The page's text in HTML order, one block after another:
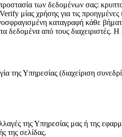
των δεδομένων σας:
μίας χρήσης για τις
καταγραφή κάθε
από τους διαχειριστές.
της Υπηρεσίας (διαχείριση
της Υπηρεσίας μας ή της
της σελίδας.